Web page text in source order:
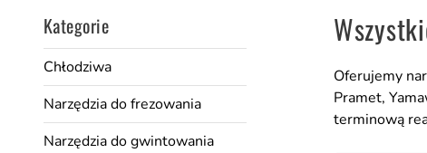
Kategorie
Chłodziwa
Narzędzia do frezowania
Narzędzia do gwintowania
Oferujemy
Pramet,
terminową